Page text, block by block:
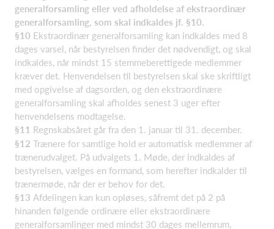
generalforsamling eller ved afholdelse af ekstraordinær
generalforsamling, som skal indkaldes jf. §10.
§10 Ekstraordinær generalforsamling kan indkaldes med 8
dages varsel, når bestyrelsen finder det nødvendigt, og skal
indkaldes, når mindst 15 stemmeberettigede medlemmer
kræver det. Henvendelsen til bestyrelsen skal ske skriftligt
med opgivelse af dagsorden, og den ekstraordinære
generalforsamling skal afholdes senest 3 uger efter
henvendelsens modtagelse.
§11 Regnskabsåret går fra den 1. januar til 31. december.
§12 Trænere for samtlige hold er automatisk medlemmer af
trænerudvalget. På udvalgets 1. Møde, der indkaldes af
bestyrelsen, vælges en formand, som herefter indkalder til
trænermøde, når der er behov for det.
§13 Afdelingen kan kun opløses, såfremt det på 2 på
hinanden følgende ordinære eller ekstraordinære
generalforsamlinger med mindst 30 dages mellemrum,